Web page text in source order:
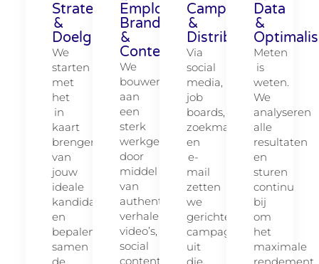
Strategie
&
Doelgroepbepaling
We
starten
met
het
in
kaart
brengen
van
jouw
ideale
kandidaat
en
bepalen
samen
Employer
Branding
&
Contentcreatie
We
bouwen
aan
een
sterk
werkgeversmerk
door
middel
van
authentieke
verhalen,
video’s,
social
content
Campagnes
&
Distributie
Via
social
media,
job
boards,
zoekmachines
en
e-
mail
zetten
we
gerichte
campagnes
uit
Data
&
Meten
is
weten.
We
analyseren
alle
resultaten
en
sturen
continu
bij
om
het
maximale